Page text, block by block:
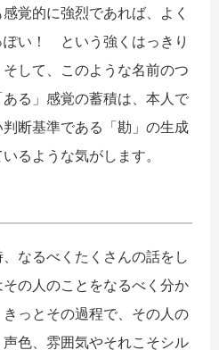
覚的に強烈であれば、よく
ぽい！ という強くはっきり
して、このような名前のつ
る」感覚の蓄積は、本人で
断基準である「勘」の生成
るような気がします。
なるべくたくさんの話をし
の人のことをなるべく分か
っとその過程で、その人の
色、雰囲気やそれこそシル